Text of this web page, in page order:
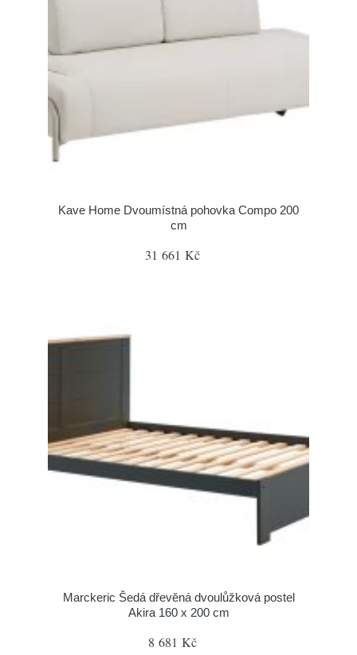
Kave Home Dvoumístná pohovka Compo 200
cm
31 661 Kč
Marckeric Šedá dřevěná dvoulůžková postel
Akira 160 x 200 cm
8 681 Kč